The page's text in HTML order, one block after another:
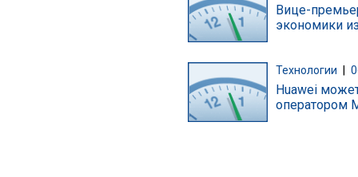
Вице-
экономики
Технологии
Huawei
оператором